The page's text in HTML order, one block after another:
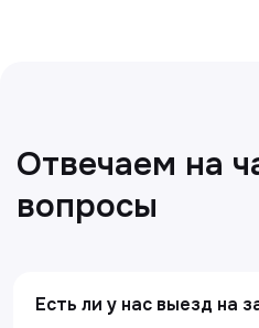
Есть ли у нас выезд на
О клиники